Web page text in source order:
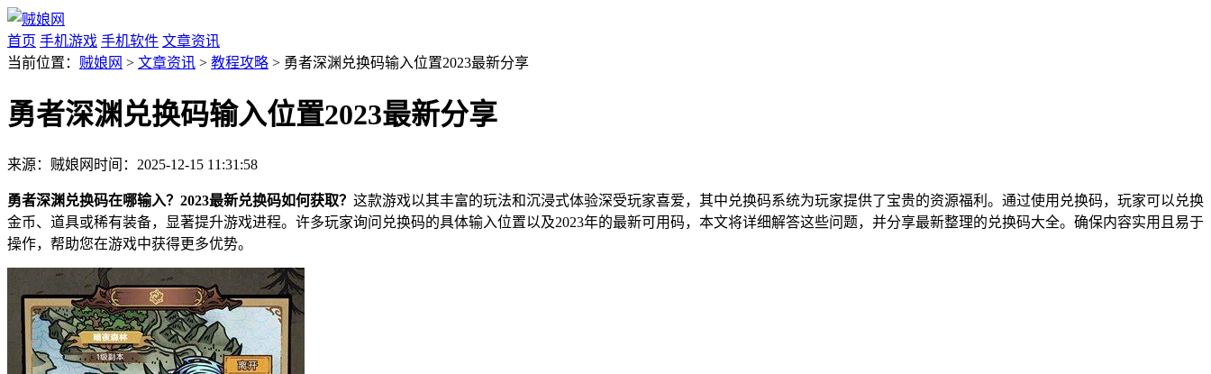
首页 手机游戏 手机软件 文章资讯
当前位置： 贼娘网 > 文章资讯 > 教程攻略 > 勇者深渊兑换码输入位置2023最新分享
勇者深渊兑换码输入位置2023最新分享
来源：贼娘网 时间：2025-12-15 11:31:58
勇者深渊兑换码在哪输入？2023最新兑换码如何获取？ 这款游戏以其丰富的玩法和沉浸式体验深受玩家喜爱，其中兑换码系统为玩家提供了宝贵的资源福利。通过使用兑换码，玩家可以兑换
金币、道具或稀有装备，显著提升游戏进程。许多玩家询问兑换码的具体输入位置以及2023年的最新可用码，本文将详细解答这些问题，并分享最新整理的兑换码大全。确保内容实用且易于
操作，帮助您在游戏中获得更多优势。